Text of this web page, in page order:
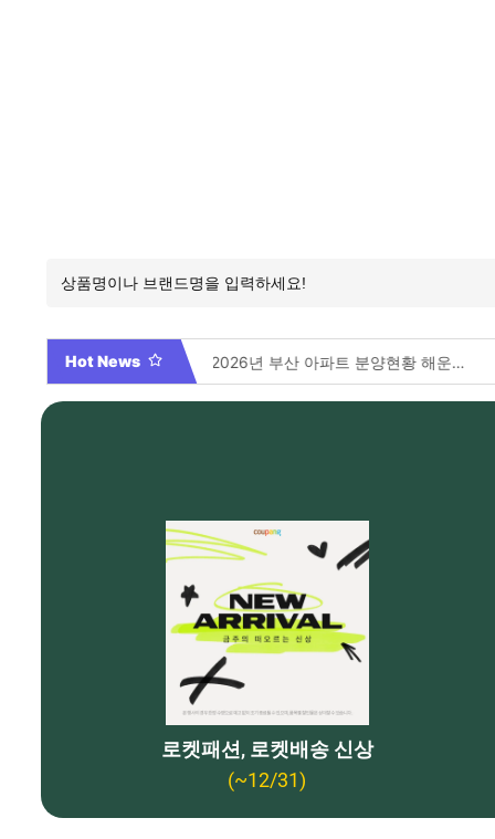
Hot News 2026년 부산 아파트 분양현황 해운대부터 에코델타까지, 전 현장 총정리 가이드 Video By 대학전쟁 시즌 3 전편 공개 완료!
로켓패션, 로켓배송 신상
(~12/31)